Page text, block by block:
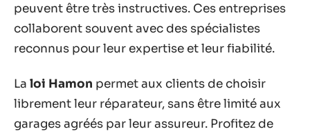
peuvent être très instructives. Ces entreprises
collaborent souvent avec des spécialistes
reconnus pour leur expertise et leur fiabilité.
La loi Hamon permet aux clients de choisir
librement leur réparateur, sans être limité aux
garages agréés par leur assureur. Profitez de